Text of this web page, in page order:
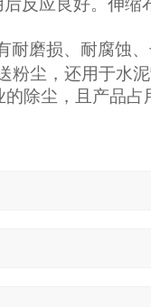
反应良好。伸缩
耐磨损、耐腐蚀
粉尘，还用于水
除尘，且产品占